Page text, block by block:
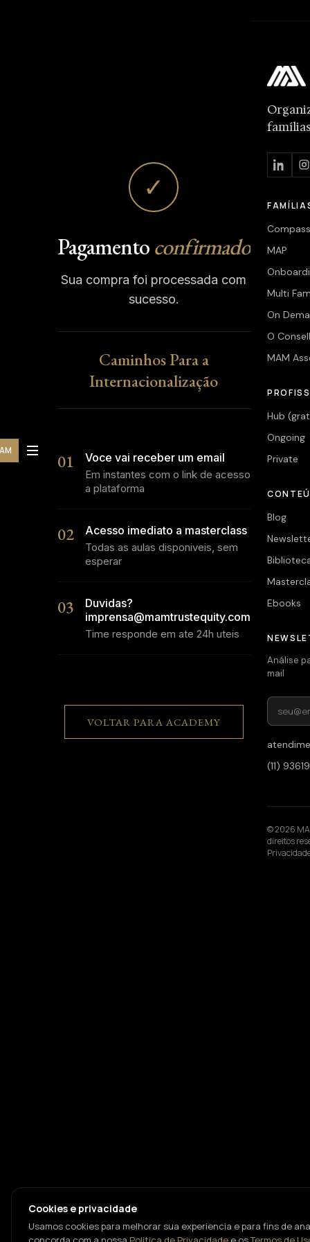
✓
Pagamentoconfirmado
Sua compra foi processada com
sucesso.
Caminhos Para a
Internacionalização
01 Voce vai receber um email
Em instantes com o link de acesso
a plataforma
02 Acesso imediato a masterclass
Todas as aulas disponiveis, sem
esperar
03
Duvidas?
imprensa@mamtrustequity.com
Time responde em ate 24h uteis
VOLTAR PARA ACADEMY
Cookies e privacidade
Usamos cookies para melhorar sua experiencia e para fins de
Compass
MAP
Multi
On
O
MAM
Hub
Ongoing
Private
Blog
Ebooks
Análise
mail
(11)
© 2026
direitos